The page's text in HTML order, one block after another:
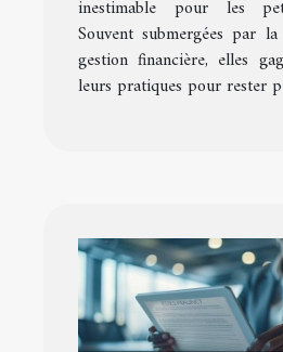
inestimable pour les
Souvent submergées par
gestion financière, elles
leurs pratiques pour rester